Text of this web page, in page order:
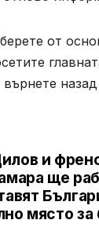
от
и
ще
място за